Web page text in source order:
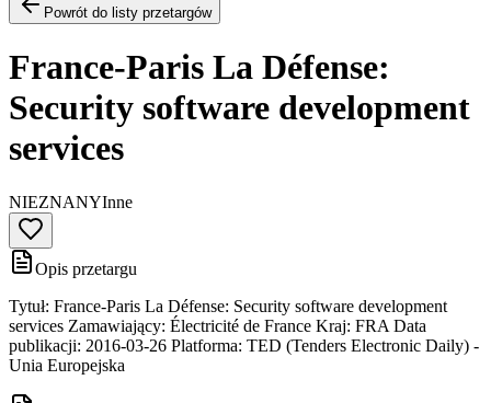
Powrót do listy przetargów
France-Paris La Défense:
Security software development
services
NIEZNANYInne
Opis przetargu
Tytuł: France-Paris La Défense: Security software development
services Zamawiający: Électricité de France Kraj: FRA Data
publikacji: 2016-03-26 Platforma: TED (Tenders Electronic Daily) -
Unia Europejska